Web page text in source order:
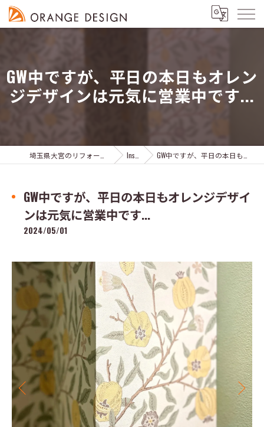
GW中ですが、平日の本日もオレン
ジデザインは元気に営業中です...
Instagram GW中ですが、平日の本日もオレンジデザインは元気に営業中です...
GW中ですが、平日の本日もオレンジデザイ
ンは元気に営業中です...
2024/05/01